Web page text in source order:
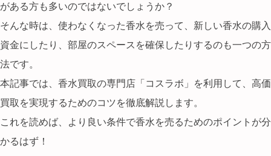
がある方も多いのではないでしょうか？
そんな時は、使わなくなった香水を売って、新しい香水の購入
資金にしたり、部屋のスペースを確保したりするのも一つの方
法です。
本記事では、香水買取の専門店「コスラボ」を利用して、 高価
買取を実現するためのコツを徹底解説します。
これを読めば、より良い条件で香水を売るためのポイントが分
かるはず！